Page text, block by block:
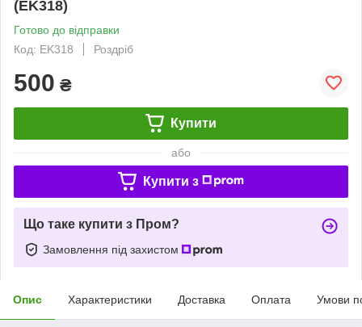
(EK318)
Готово до відправки
Код: EK318
Роздріб
500 ₴
Купити
або
Купити з
Що таке купити з Пром?
Замовлення під захистом
Опис Характеристики Доставка Оплата Умови